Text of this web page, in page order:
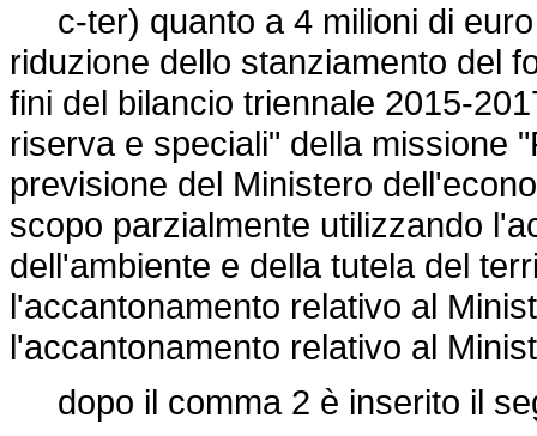
c-ter) quanto a 4 milioni di
riduzione dello stanziamento del
fini del bilancio triennale 2015-
riserva e speciali" della missione
previsione del Ministero
scopo parzialmente utilizzando
dell'ambiente e della tutela del
l'accantonamento relativo al
l'accantonamento relativo al
dopo il comma 2 è inserito il